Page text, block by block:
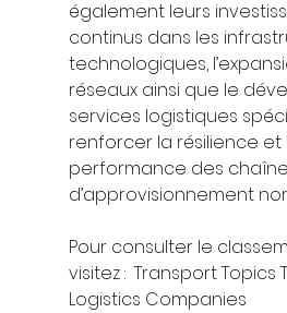
également leurs
continus dans les
technologiques,
réseaux ainsi que le
services logistiques
renforcer la résilience et
performance des
d’approvisionnement
Pour consulter le
visitez :  Transport Topics
Logistics Companies